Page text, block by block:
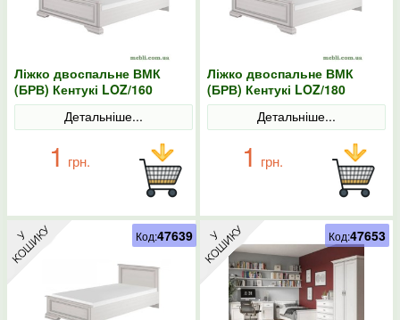
Ліжко двоспальне ВМК
(БРВ) Кентукі LOZ/160
160x200 Білий альпійський
Детальніше...
1 грн.
Ліжко двоспальне ВМК
(БРВ) Кентукі LOZ/180
180x200 Білий альпійський
Детальніше...
1 грн.
Код:47639 Код:47653